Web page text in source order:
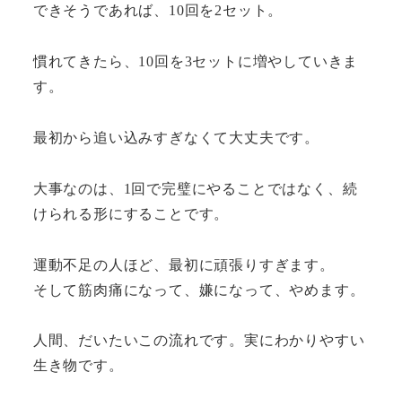
できそうであれば、10回を2セット。
慣れてきたら、10回を3セットに増やしていきま
す。
最初から追い込みすぎなくて大丈夫です。
大事なのは、1回で完璧にやることではなく、続
けられる形にすることです。
運動不足の人ほど、最初に頑張りすぎます。
そして筋肉痛になって、嫌になって、やめます。
人間、だいたいこの流れです。実にわかりやすい
生き物です。